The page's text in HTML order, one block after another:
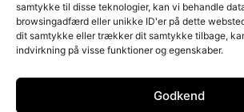
samtykke til disse teknologier, kan vi behandle
browsingadfærd eller unikke ID'er på dette
dit samtykke eller trækker dit samtykke tilbage,
indvirkning på visse funktioner og egenskaber.
Godkend
Close cart
Din kurv er tom.
Det ser ud til, at du ikke har truffet et